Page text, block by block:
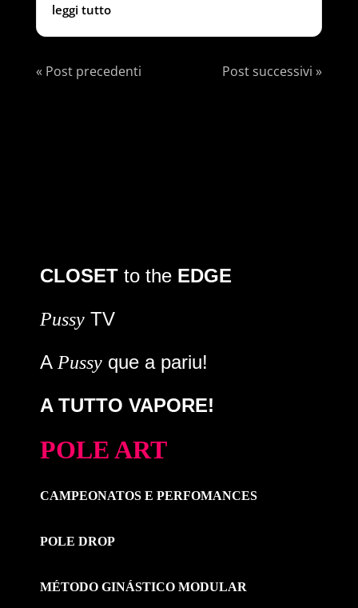
leggi tutto
« Post precedenti Post successivi »
CLOSET to the EDGE
Pussy TV
A Pussy que a pariu!
A TUTTO VAPORE!
POLE ART
CAMPEONATOS E PERFOMANCES
POLE DROP
MÉTODO GINÁSTICO MODULAR